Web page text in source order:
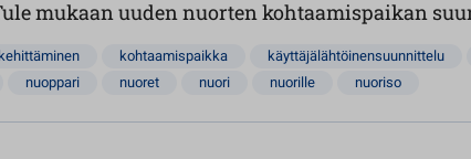
mukaan uuden nuorten kohtaamispaikan
kohtaamispaikka käyttäjälähtöinensuunnittelu
nuoppari nuoret nuori nuorille nuoriso